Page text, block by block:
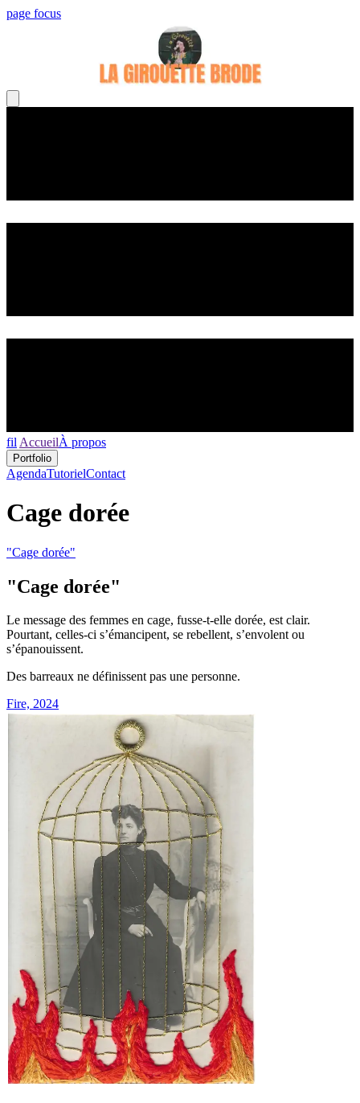
page focus
fil AccueilÀ propos
Portfolio
AgendaTutorielContact
Cage dorée
"Cage dorée"
"Cage dorée"
Le message des femmes en cage, fusse-t-elle dorée, est clair.
Pourtant, celles-ci s’émancipent, se rebellent, s’envolent ou
s’épanouissent.
Des barreaux ne définissent pas une personne.
Fire, 2024